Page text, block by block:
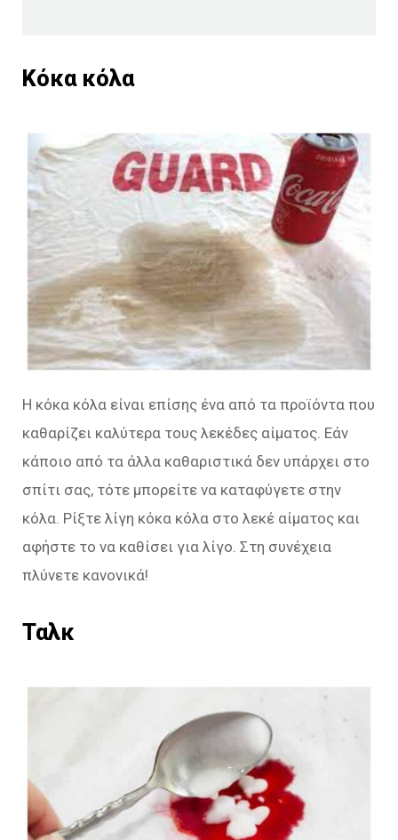
Κόκα κόλα
Η κόκα κόλα είναι επίσης ένα από τα προϊόντα που
καθαρίζει καλύτερα τους λεκέδες αίματος. Εάν
κάποιο από τα άλλα καθαριστικά δεν υπάρχει στο
σπίτι σας, τότε μπορείτε να καταφύγετε στην
κόλα. Ρίξτε λίγη κόκα κόλα στο λεκέ αίματος και
αφήστε το να καθίσει για λίγο. Στη συνέχεια
πλύνετε κανονικά!
Ταλκ